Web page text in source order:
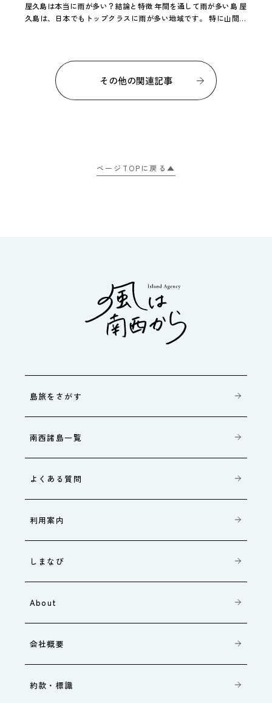
屋久島は本当に雨が多い？結論と特徴 年間を通して雨が多い島 屋
久島は、日本でもトップクラスに雨が多い地域です。 特に山間部
その他の関連記事
ページTOPに戻る▲
島旅をさがす
南西諸島一覧
よくある質問
利用案内
しまなび
About
会社概要
約款・標識